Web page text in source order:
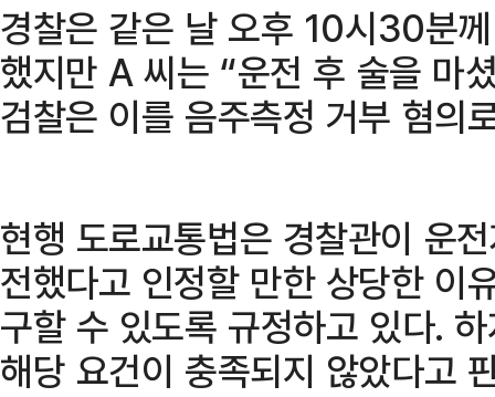
경찰은 같은 날 오후 10시30분
했지만 A 씨는 “운전 후 술을 마
검찰은 이를 음주측정 거부 혐의
현행 도로교통법은 경찰관이 운
전했다고 인정할 만한 상당한 이
구할 수 있도록 규정하고 있다.
해당 요건이 충족되지 않았다고